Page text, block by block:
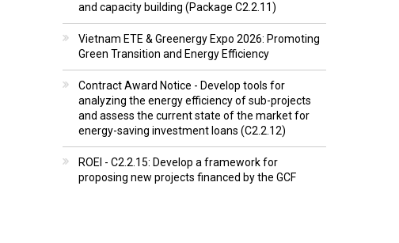
and capacity building (Package C2.2.11)
Vietnam ETE & Greenergy Expo 2026: Promoting
Green Transition and Energy Efficiency
Contract Award Notice - Develop tools for
analyzing the energy efficiency of sub-projects
and assess the current state of the market for
energy-saving investment loans (C2.2.12)
ROEI - C2.2.15: Develop a framework for
proposing new projects financed by the GCF